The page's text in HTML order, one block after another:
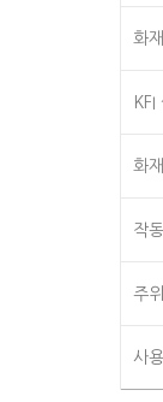
화
화
작
주
사